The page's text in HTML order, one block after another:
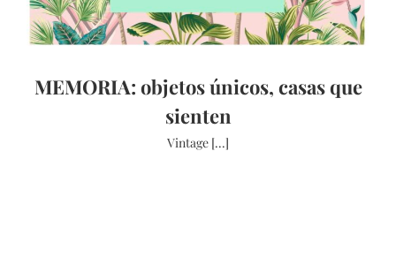
MEMORIA: objetos únicos, casas que
sienten
Vintage [...]